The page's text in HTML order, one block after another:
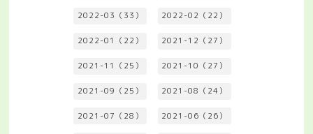
2022-03（33） 2022-02（22）
2022-01（22） 2021-12（27）
2021-11（25） 2021-10（27）
2021-09（25） 2021-08（24）
2021-07（28） 2021-06（26）